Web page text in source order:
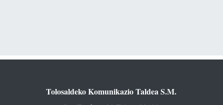
Tolosaldeko Komunikazio Taldea S.M.